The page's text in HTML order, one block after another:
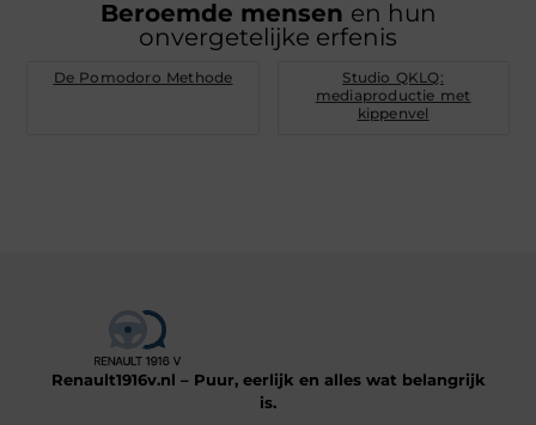
Beroemde mensen en hun
onvergetelijke erfenis
De Pomodoro Methode
Studio QKLQ:
mediaproductie met
kippenvel
Renault1916v.nl – Puur, eerlijk en alles wat belangrijk
is.